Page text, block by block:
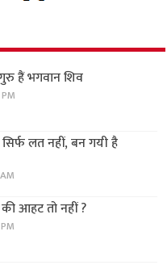
हैं भगवान शिव
लत नहीं, बन गयी है
आहट तो नहीं ?